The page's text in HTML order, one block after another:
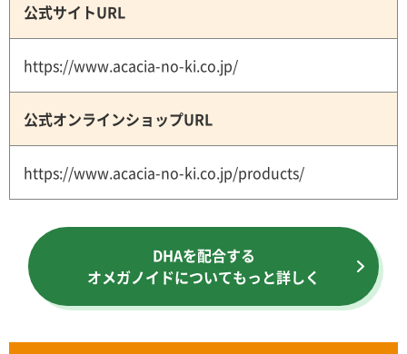
公式サイトURL
https://www.acacia-no-ki.co.jp/
公式オンラインショップURL
https://www.acacia-no-ki.co.jp/products/
DHAを配合する
オメガノイドについてもっと詳しく